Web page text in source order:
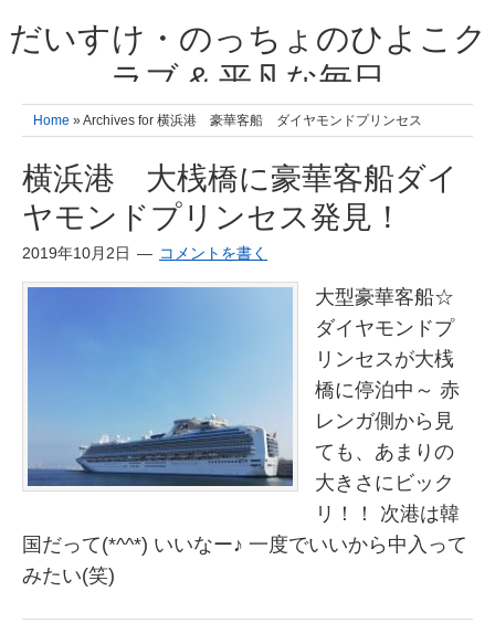
だいすけ・のっちょのひよこク
ラブ & 平凡な毎日
我が家の3人のひよこ成長日記と雑記 何十年後かに、大きくなったひよ
こ達とこの成長記を読み返すことを夢見て。& 3児ママの平凡日記 日々
Home » Archives for 横浜港 豪華客船 ダイヤモンドプリンセス
横浜港 大桟橋に豪華客船ダイ
ヤモンドプリンセス発見！
2019年10月2日 コメントを書く
大型豪華客船☆
ダイヤモンドプ
リンセスが大桟
橋に停泊中～ 赤
レンガ側から見
ても、あまりの
大きさにビック
リ！！ 次港は韓
国だって(*^^*) いいなー♪ 一度でいいから中入って
みたい(笑)